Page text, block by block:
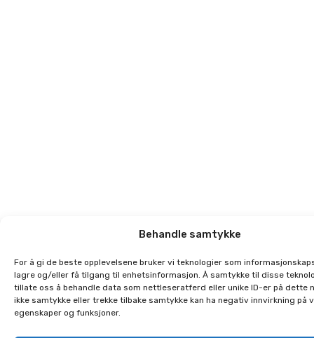
Behandle samtykke
For å gi de beste opplevelsene bruker vi teknologier som
lagre og/eller få tilgang til enhetsinformasjon. Å samtykke til disse
tillate oss å behandle data som nettleseratferd eller unike ID-er på dette
ikke samtykke eller trekke tilbake samtykke kan ha negativ innvirkning på
egenskaper og funksjoner.